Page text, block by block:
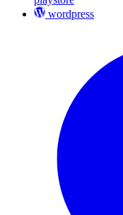
wordpress